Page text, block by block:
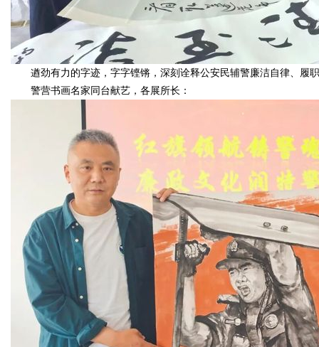
遒劲有力的字迹，字字铿锵，深刻诠释公安民辅警廉洁自律、履
警营书画名家同台献艺，各展所长：